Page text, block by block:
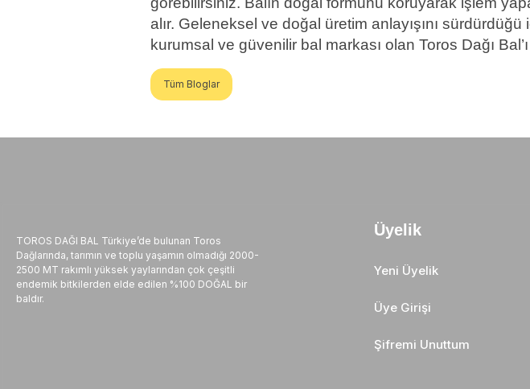
alır. Geleneksel ve doğal üretim anlayışını
kurumsal ve güvenilir bal markası olan Toros Dağı
Tüm Bloglar
TOROS DAĞI BAL Türkiye’de bulunan Toros
Dağlarında, tarımın ve toplu yaşamın olmadığı 2000-
2500 MT rakımlı yüksek yaylarından çok çeşitli
endemik bitkilerden elde edilen %100 DOĞAL bir
baldır.
Üyelik
Yeni Üyelik
Üye Girişi
Şifremi Unuttum